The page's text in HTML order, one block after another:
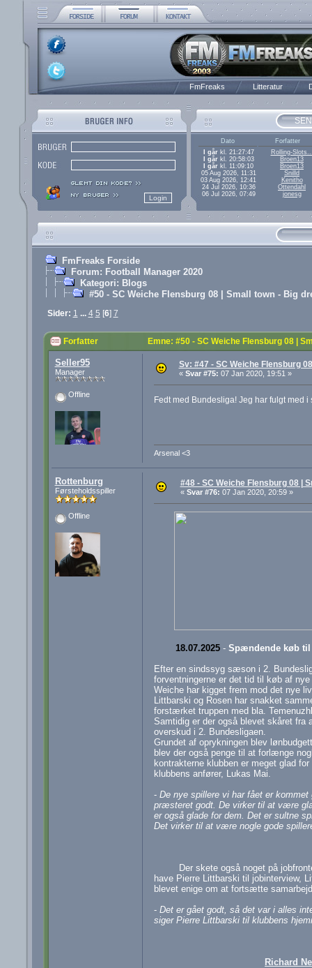
FmFreaks Litteratur
Dato
Forfatter
I gårkl. 21:27:47
Rolling-
I gårkl. 20:58:03
Broen13
I går kl. 11:09:10
Broen13
05 Aug 2026, 11:31
Snilld
03 Aug 2026, 12:41
Kenitho
24 Jul 2026, 10:36
Ottendahl
06 Jul 2026, 07:49
jonesg
FmFreaks Forside
Forum: Football Manager 2020
Kategori: Blogs
#50 - SC Weiche Flensburg 08 | Small town - Big
Sider: 1 ... 4 5 [6] 7
Forfatter Emne: #50 - SC Weiche Flensburg 08 |
Seller95
Manager
Offline
Sv: #47 - SC Weiche Flensburg
« Svar #75: 07 Jan 2020, 19:51 »
Fedt med Bundesliga! Jeg har fulgt med
Arsenal <3
Rottenburg
Førsteholdsspiller
Offline
#48 - SC Weiche Flensburg 08 |
« Svar #76: 07 Jan 2020, 20:59 »
18.07.2025- Spændende køb til
Efter en sindssyg sæson i 2.
forventningerne er det tid til køb af nye
Weiche har kigget frem mod det nye
Littbarski og Rosen har snakket
forstærket truppen med bla.
Samtidig er der også blevet skåret fra
overskud i 2. Bundesligaen.
Grundet af oprykningen blev
blev der også penge til at forlænge
kontrakterne klubben er meget glad
klubbens anfører, Lukas Mai.
- De nye spillere vi har fået er kommet
præsteret godt. De virker til at være
er også glade for dem. Det er sultne
Det virker til at være nogle gode
Der skete også noget på
have Pierre Littbarski til jobinterview,
blevet enige om at fortsætte
- Det er gået godt, så det var i alles
siger Pierre Littbarski til klubbens
Richard